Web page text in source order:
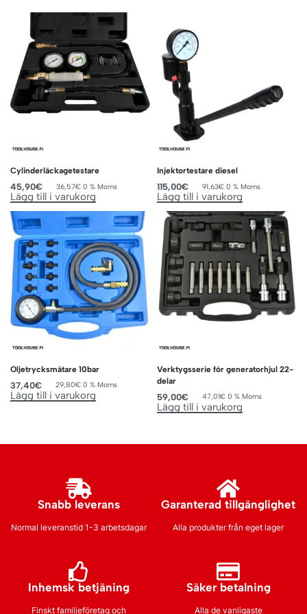
Cylinderläckagetestare
45,90€ 36,57€ 0 % Moms
Lägg till i varukorg
Injektortestare diesel
115,00€ 91,63€ 0 % Moms
Lägg till i varukorg
Oljetrycksmätare 10bar
37,40€ 29,80€ 0 % Moms
Lägg till i varukorg
Verktygsserie för generatorhjul 22-
delar
59,00€ 47,01€ 0 % Moms
Lägg till i varukorg
Snabb leverans
Normal leveranstid 1-3 arbetsdagar
Garanterad tillgänglighet
Alla produkter från eget lager
Inhemsk betjäning
Finskt familjeföretag och
Säker betalning
Alla de vanligaste